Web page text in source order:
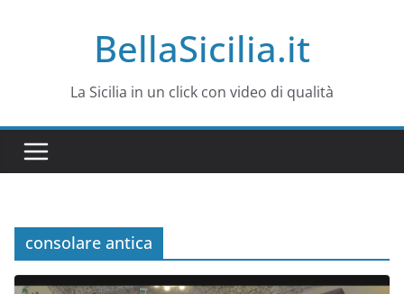
BellaSicilia.it
La Sicilia in un click con video di qualità
consolare antica